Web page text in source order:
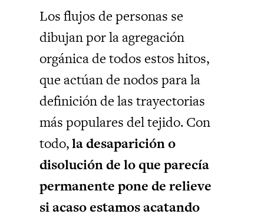
Los flujos de personas se
dibujan por la agregación
orgánica de todos estos hitos,
que actúan de nodos para la
definición de las trayectorias
más populares del tejido. Con
todo,la desaparición o
disolución de lo que parecía
permanente pone de relieve
si acaso estamos acatando